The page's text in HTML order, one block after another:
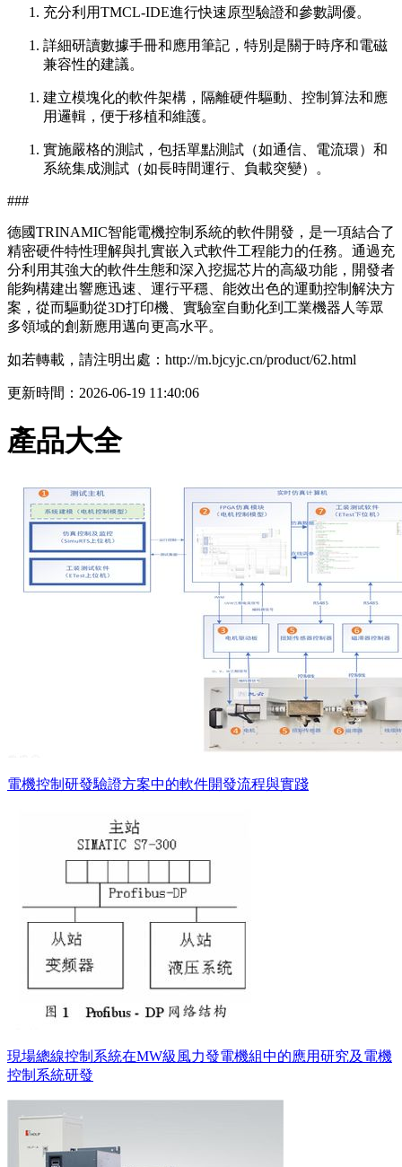
充分利用TMCL-IDE進行快速原型驗證和參數調優。
詳細研讀數據手冊和應用筆記，特別是關于時序和電磁
兼容性的建議。
建立模塊化的軟件架構，隔離硬件驅動、控制算法和應
用邏輯，便于移植和維護。
實施嚴格的測試，包括單點測試（如通信、電流環）和
系統集成測試（如長時間運行、負載突變）。
###
德國TRINAMIC智能電機控制系統的軟件開發，是一項結合了
精密硬件特性理解與扎實嵌入式軟件工程能力的任務。通過充
分利用其強大的軟件生態和深入挖掘芯片的高級功能，開發者
能夠構建出響應迅速、運行平穩、能效出色的運動控制解決方
案，從而驅動從3D打印機、實驗室自動化到工業機器人等眾
多領域的創新應用邁向更高水平。
如若轉載，請注明出處：http://m.bjcyjc.cn/product/62.html
更新時間：2026-06-19 11:40:06
產品大全
電機控制研發驗證方案中的軟件開發流程與實踐
現場總線控制系統在MW級風力發電機組中的應用研究及電機
控制系統研發